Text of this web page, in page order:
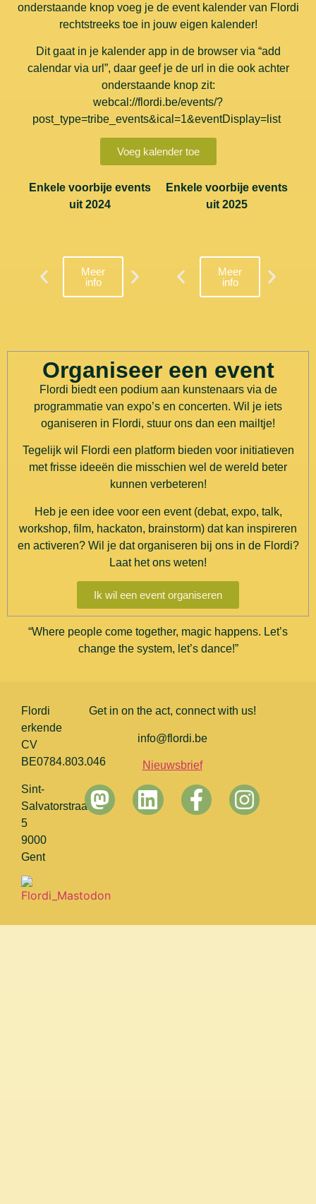
onderstaande knop voeg je de event kalender van Flordi
rechtstreeks toe in jouw eigen kalender!
Dit gaat in je kalender app in de browser via “add
calendar via url”, daar geef je de url in die ook achter
onderstaande knop zit:
webcal://flordi.be/events/?
post_type=tribe_events&ical=1&eventDisplay=list
Voeg kalender toe
Enkele voorbije events
uit 2024
Meer
info
Meer
info
Enkele voorbije events
uit 2025
Meer
info
Organiseer een event
Flordi biedt een podium aan kunstenaars via de
programmatie van expo’s en concerten. Wil je iets
oganiseren in Flordi, stuur ons dan een mailtje!
Tegelijk wil Flordi een platform bieden voor initiatieven
met frisse ideeën die misschien wel de wereld beter
kunnen verbeteren!
Heb je een idee voor een event (debat, expo, talk,
workshop, film, hackaton, brainstorm) dat kan inspireren
en activeren? Wil je dat organiseren bij ons in de Flordi?
Laat het ons weten!
Ik wil een event organiseren
“Where people come together, magic happens. Let’s
change the system, let’s dance!”
Flordi
erkende
CV
BE0784.803.046
Sint-
Salvatorstraat
5
9000
Gent
Get in on the act, connect with us!
info@flordi.be
Nieuwsbrief